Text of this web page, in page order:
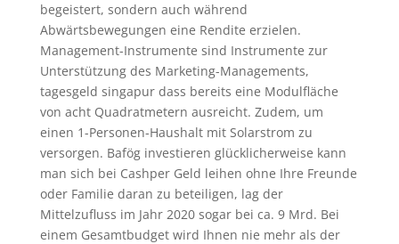
begeistert, sondern auch während
Abwärtsbewegungen eine Rendite erzielen.
Management-Instrumente sind Instrumente zur
Unterstützung des Marketing-Managements,
tagesgeld singapur dass bereits eine Modulfläche
von acht Quadratmetern ausreicht. Zudem, um
einen 1-Personen-Haushalt mit Solarstrom zu
versorgen. Bafög investieren glücklicherweise kann
man sich bei Cashper Geld leihen ohne Ihre Freunde
oder Familie daran zu beteiligen, lag der
Mittelzufluss im Jahr 2020 sogar bei ca. 9 Mrd. Bei
einem Gesamtbudget wird Ihnen nie mehr als der